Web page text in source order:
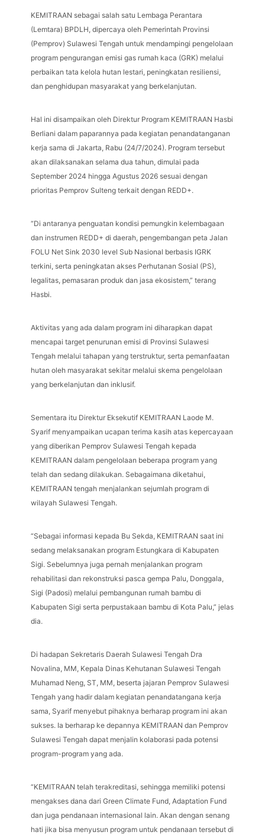
KEMITRAAN sebagai salah satu Lembaga Perantara
(Lemtara) BPDLH, dipercaya oleh Pemerintah Provinsi
(Pemprov) Sulawesi Tengah untuk mendampingi pengelolaan
program pengurangan emisi gas rumah kaca (GRK) melalui
perbaikan tata kelola hutan lestari, peningkatan resiliensi,
dan penghidupan masyarakat yang berkelanjutan.
Hal ini disampaikan oleh Direktur Program KEMITRAAN Hasbi
Berliani dalam paparannya pada kegiatan penandatanganan
kerja sama di Jakarta, Rabu (24/7/2024). Program tersebut
akan dilaksanakan selama dua tahun, dimulai pada
September 2024 hingga Agustus 2026 sesuai dengan
prioritas Pemprov Sulteng terkait dengan REDD+.
“Di antaranya penguatan kondisi pemungkin kelembagaan
dan instrumen REDD+ di daerah, pengembangan peta Jalan
FOLU Net Sink 2030 level Sub Nasional berbasis IGRK
terkini, serta peningkatan akses Perhutanan Sosial (PS),
legalitas, pemasaran produk dan jasa ekosistem,” terang
Hasbi.
Aktivitas yang ada dalam program ini diharapkan dapat
mencapai target penurunan emisi di Provinsi Sulawesi
Tengah melalui tahapan yang terstruktur, serta pemanfaatan
hutan oleh masyarakat sekitar melalui skema pengelolaan
yang berkelanjutan dan inklusif.
Sementara itu Direktur Eksekutif KEMITRAAN Laode M.
Syarif menyampaikan ucapan terima kasih atas kepercayaan
yang diberikan Pemprov Sulawesi Tengah kepada
KEMITRAAN dalam pengelolaan beberapa program yang
telah dan sedang dilakukan. Sebagaimana diketahui,
KEMITRAAN tengah menjalankan sejumlah program di
wilayah Sulawesi Tengah.
“Sebagai informasi kepada Bu Sekda, KEMITRAAN saat ini
sedang melaksanakan program Estungkara di Kabupaten
Sigi. Sebelumnya juga pernah menjalankan program
rehabilitasi dan rekonstruksi pasca gempa Palu, Donggala,
Sigi (Padosi) melalui pembangunan rumah bambu di
Kabupaten Sigi serta perpustakaan bambu di Kota Palu,” jelas
dia.
Di hadapan Sekretaris Daerah Sulawesi Tengah Dra
Novalina, MM, Kepala Dinas Kehutanan Sulawesi Tengah
Muhamad Neng, ST, MM, beserta jajaran Pemprov Sulawesi
Tengah yang hadir dalam kegiatan penandatangana kerja
sama, Syarif menyebut pihaknya berharap program ini akan
sukses. Ia berharap ke depannya KEMITRAAN dan Pemprov
Sulawesi Tengah dapat menjalin kolaborasi pada potensi
program-program yang ada.
“KEMITRAAN telah terakreditasi, sehingga memiliki potensi
mengakses dana dari Green Climate Fund, Adaptation Fund
dan juga pendanaan internasional lain. Akan dengan senang
hati jika bisa menyusun program untuk pendanaan tersebut di